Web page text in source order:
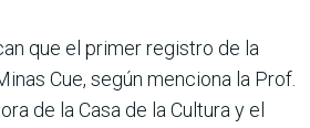
que el primer registro de la
Cue, según menciona la Prof.
de la Casa de la Cultura y el